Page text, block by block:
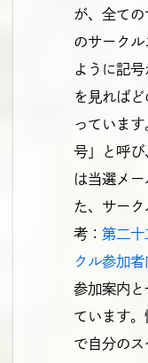
が、全て
のサーク
ように記
を見れば
っていま
号」と呼
は当選メ
た、サー
考： 第二十
クル参加者
参加案内
ています
で自分の